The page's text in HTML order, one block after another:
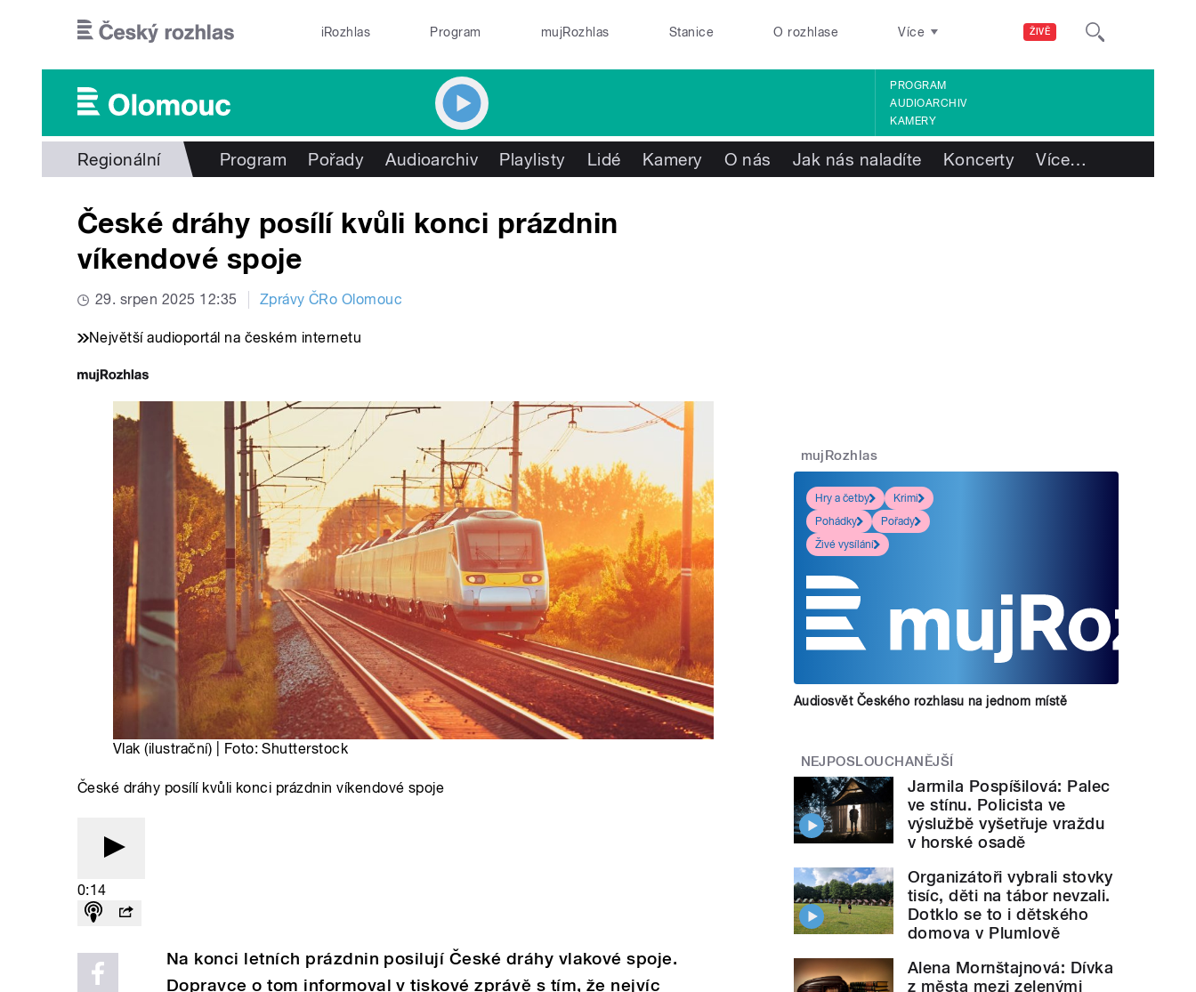
ŽIVĚ
iRozhlas Program mujRozhlas Stanice O rozhlase Více
PROGRAM
AUDIOARCHIV
KAMERY
Regionální Program Pořady Audioarchiv Playlisty Lidé Kamery O nás Jak nás naladíte Koncerty Více…
České dráhy posílí kvůli konci prázdnin
víkendové spoje
29. srpen 2025 12:35 Zprávy ČRo Olomouc
Největší audioportál na českém internetu
Vlak (ilustrační) | Foto: Shutterstock
České dráhy posílí kvůli konci prázdnin víkendové spoje
0:14
Na konci letních prázdnin posilují České dráhy vlakové spoje.
Dopravce o tom informoval v tiskové zprávě s tím, že nejvíc
mujRozhlas
Hry a četby
Krimi
Pohádky
Pořady
Živé vysílání
Audiosvět Českého rozhlasu na jednom místě
NEJPOSLOUCHANĚJŠÍ
Jarmila Pospíšilová: Palec
ve stínu. Policista ve
výslužbě vyšetřuje vraždu
v horské osadě
Organizátoři vybrali stovky
tisíc, děti na tábor nevzali.
Dotklo se to i dětského
domova v Plumlově
Alena Mornštajnová: Dívka
z města mezi zelenými